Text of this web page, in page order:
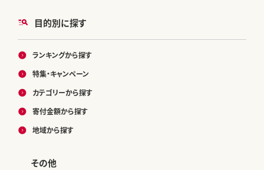
目的別に探す
ランキングから探す
特集・キャンペーン
カテゴリーから探す
寄付金額から探す
地域から探す
その他